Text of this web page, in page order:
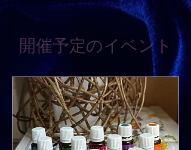
開催予定のイベント